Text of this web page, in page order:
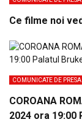
Ce filme noi
COMUNICATE DE PRESA
COROANA
2024 ora 19:00